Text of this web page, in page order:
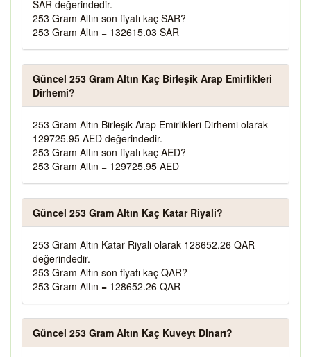
SAR değerindedir.
253 Gram Altın son fiyatı kaç SAR?
253 Gram Altın = 132615.03 SAR
Güncel 253 Gram Altın Kaç Birleşik Arap Emirlikleri
Dirhemi?
253 Gram Altın Birleşik Arap Emirlikleri Dirhemi olarak
129725.95 AED değerindedir.
253 Gram Altın son fiyatı kaç AED?
253 Gram Altın = 129725.95 AED
Güncel 253 Gram Altın Kaç Katar Riyali?
253 Gram Altın Katar Riyali olarak 128652.26 QAR
değerindedir.
253 Gram Altın son fiyatı kaç QAR?
253 Gram Altın = 128652.26 QAR
Güncel 253 Gram Altın Kaç Kuveyt Dinarı?